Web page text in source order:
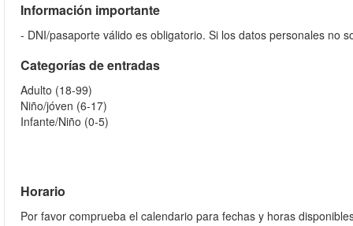
Información importante
- DNI/pasaporte válido es obligatorio. Si los datos personales no
Categorías de entradas
Adulto (18-99)
Niño/jóven (6-17)
Infante/Niño (0-5)
Horario
Por favor comprueba el calendario para fechas y horas